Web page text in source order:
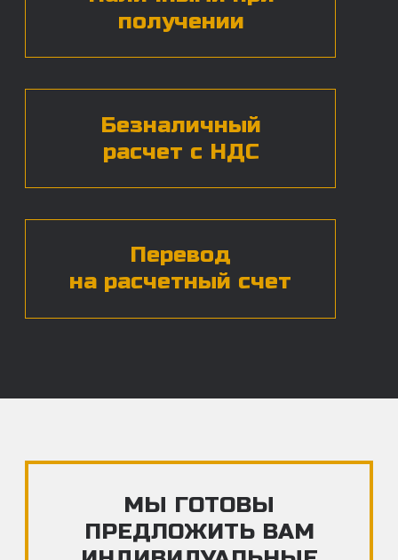
обработку
персональных данных*
ЧАСТЫЕ ВОПРОСЫ